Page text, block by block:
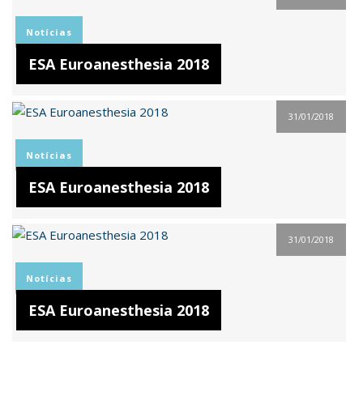
Notícias
ESA Euroanesthesia 2018
31/01/2018
Notícias
ESA Euroanesthesia 2018
31/01/2018
Notícias
ESA Euroanesthesia 2018